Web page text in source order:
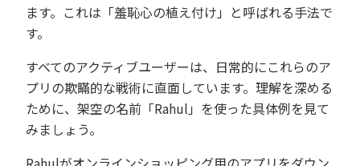
ます。これは「羞恥心の植え付け」と呼ばれる手法で
す。
すべてのアクティブユーザーは、日常的にこれらのア
プリの欺瞞的な戦術に直面しています。理解を深める
ために、架空の名前「Rahul」を使った具体例を見て
みましょう。